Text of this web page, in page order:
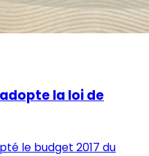
la loi de
le budget 2017 du